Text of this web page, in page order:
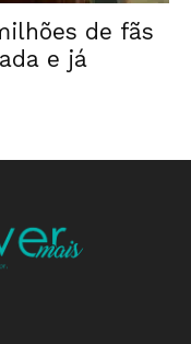
de fãs
e já